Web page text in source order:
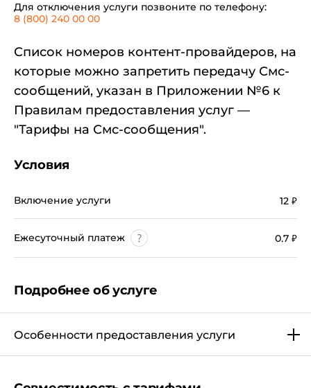
Для отключения услуги позвоните по телефону:
8 (800) 240 00 00
Список номеров контент-провайдеров, на
которые можно запретить передачу Смс-
сообщений, указан в Приложении №6 к
Правилам предоставления услуг —
"Тарифы на Смс-сообщения".
Условия
Включение услуги 12 ₽
Ежесуточный платеж 0.7 ₽
Подробнее об услуге
Особенности предоставления услуги